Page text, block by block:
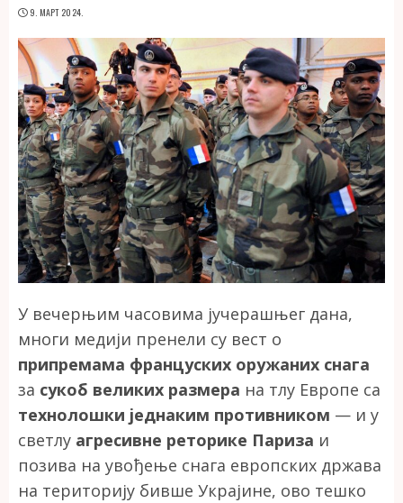
9. МАРТ 2024.
У вечерњим часовима јучерашњег дана,
многи медији пренели су вест о
припремама француских оружаних снага
за сукоб великих размера на тлу Европе са
технолошки једнаким противником — и у
светлу агресивне реторике Париза и
позива на увођење снага европских држава
на територију бивше Украјине, ово тешко